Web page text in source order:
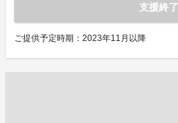
支援終了
ご提供予定時期：2023年11月以降